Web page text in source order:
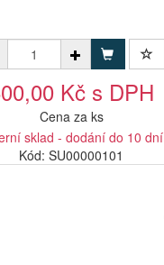
Kč s DPH
Cena za ks
sklad - dodání do 10 dní
Kód: SU00000101